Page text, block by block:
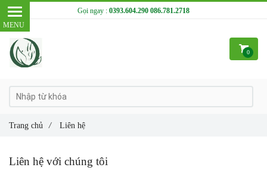
Liên hệ với chúng tôi
Trang chủ / Liên hệ
Gọi ngay : 0393.604.290 086.781.2718
0